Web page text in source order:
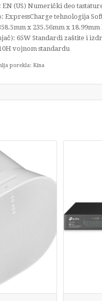
(US) Numerički deo
tehnologija
x 235.56mm x 18.99mm
65W Standardi zaštite i
vojnom standardu
porekla: Kina